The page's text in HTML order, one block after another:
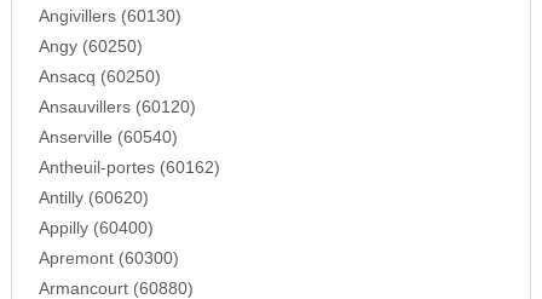
Angivillers (60130)
Angy (60250)
Ansacq (60250)
Ansauvillers (60120)
Anserville (60540)
Antheuil-portes (60162)
Antilly (60620)
Appilly (60400)
Apremont (60300)
Armancourt (60880)